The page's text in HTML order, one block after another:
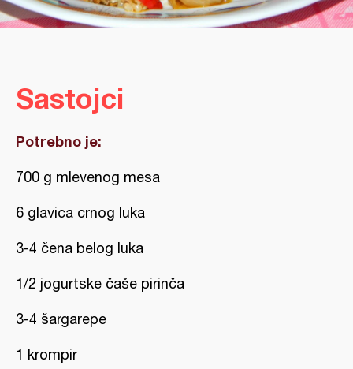
Sastojci
Potrebno je:
700 g mlevenog mesa
6 glavica crnog luka
3-4 čena belog luka
1/2 jogurtske čaše pirinča
3-4 šargarepe
1 krompir